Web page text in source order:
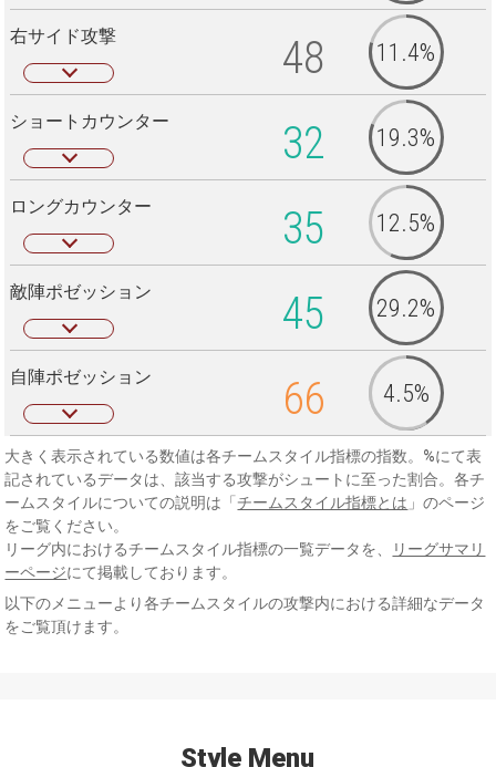
右サイド攻撃 48 11.4%
ショートカウンター 32 19.3%
ロングカウンター 35 12.5%
敵陣ポゼッション 45 29.2%
自陣ポゼッション 66 4.5%
大きく表示されている数値は各チームスタイル指標の指数。%にて表
記されているデータは、該当する攻撃がシュートに至った割合。各チ
ームスタイルについての説明は「 チームスタイル指標とは 」のページ
をご覧ください。
リーグ内におけるチームスタイル指標の一覧データを、
リーグサマリ
ーページにて掲載しております。
以下のメニューより各チームスタイルの攻撃内における詳細なデータ
をご覧頂けます。
Style Menu